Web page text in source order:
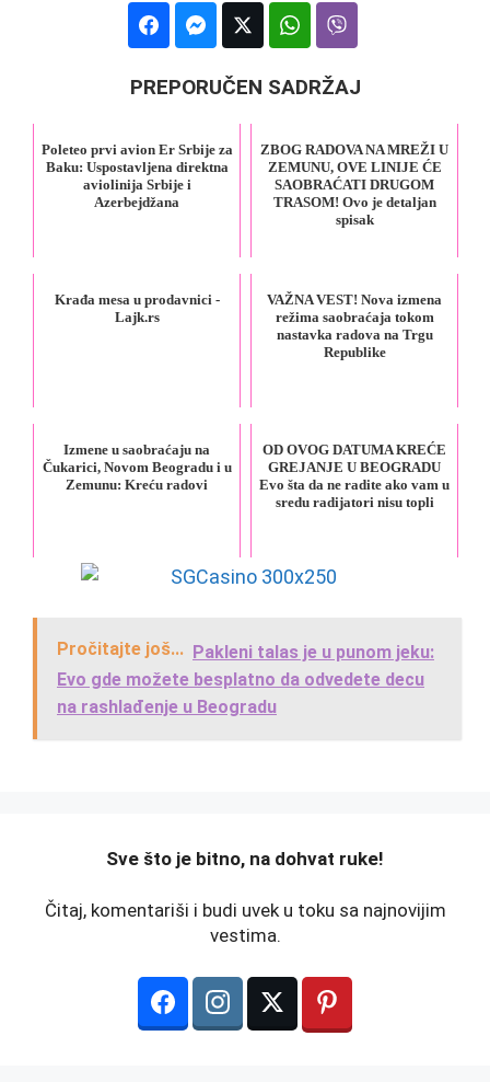
PREPORUČEN SADRŽAJ
Poleteo prvi avion Er Srbije za
Baku: Uspostavljena direktna
aviolinija Srbije i
Azerbejdžana
ZBOG RADOVA NA MREŽI U
ZEMUNU, OVE LINIJE ĆE
SAOBRAĆATI DRUGOM
TRASOM! Ovo je detaljan
spisak
Krađa mesa u prodavnici -
Lajk.rs
VAŽNA VEST! Nova izmena
režima saobraćaja tokom
nastavka radova na Trgu
Republike
Izmene u saobraćaju na
Čukarici, Novom Beogradu i u
Zemunu: Kreću radovi
OD OVOG DATUMA KREĆE
GREJANJE U BEOGRADU
Evo šta da ne radite ako vam u
sredu radijatori nisu topli
Pročitajte još... Pakleni talas je u punom jeku:
Evo gde možete besplatno da odvedete decu
na rashlađenje u Beogradu
️Sve što je bitno, na dohvat ruke!
Čitaj, komentariši i budi uvek u toku sa najnovijim
vestima.